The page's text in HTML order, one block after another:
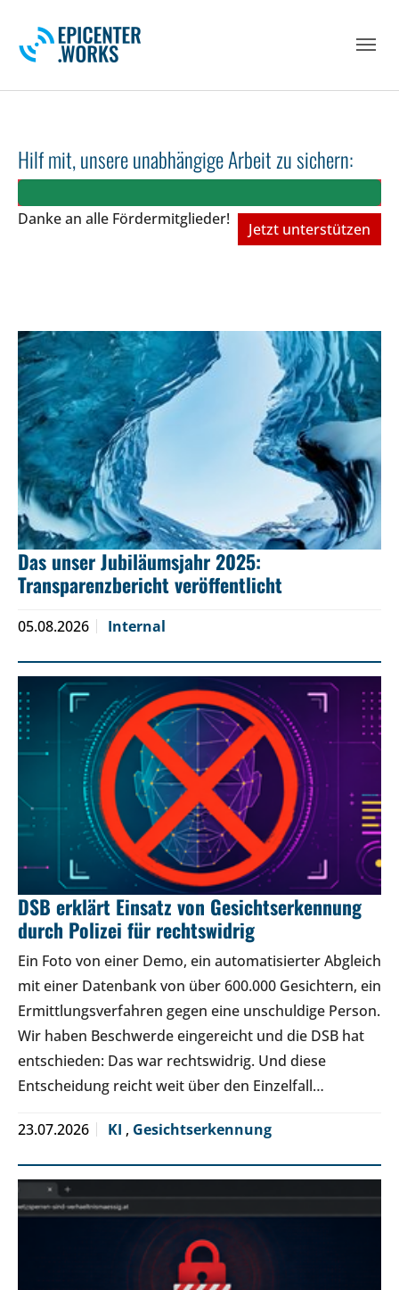
Hilf mit, unsere unabhängige Arbeit zu sichern:
Danke an alle Fördermitglieder!
Jetzt unterstützen
Das unser Jubiläumsjahr 2025:
Transparenzbericht veröffentlicht
05.08.2026 Internal
DSB erklärt Einsatz von Gesichtserkennung
durch Polizei für rechtswidrig
Ein Foto von einer Demo, ein automatisierter Abgleich
mit einer Datenbank von über 600.000 Gesichtern, ein
Ermittlungsverfahren gegen eine unschuldige Person.
Wir haben Beschwerde eingereicht und die DSB hat
entschieden: Das war rechtswidrig. Und diese
Entscheidung reicht weit über den Einzelfall…
23.07.2026 KI , Gesichtserkennung